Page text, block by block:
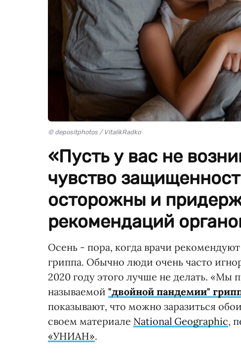
© depositphotos / VitalikRadko
«Пусть у вас не
чувство
осторожны и
рекомендаций
Осень - пора, когда врачи
гриппа. Обычно люди очень часто
2020 году этого лучше не делать. «Мы
называемой "двойной пандемии"
показывают, что можно заразиться
своем материале National Geographiс,
«УНИАН».